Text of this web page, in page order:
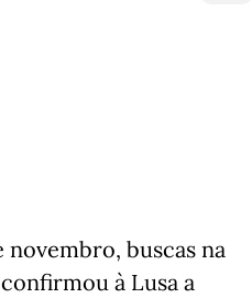
buscas na
à Lusa a